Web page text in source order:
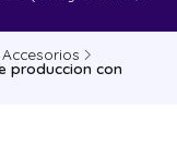
Accesorios
produccion con